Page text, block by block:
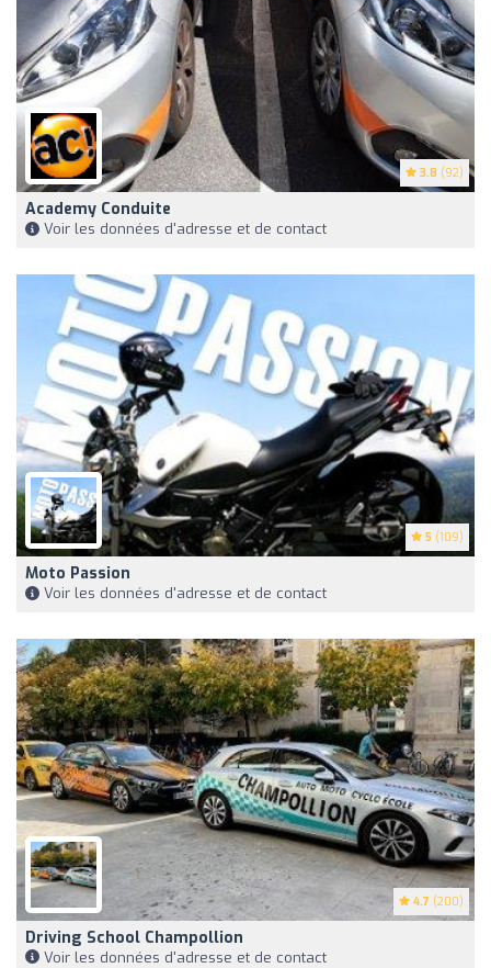
3.8 (92)
Academy Conduite
Voir les données d'adresse et de contact
5 (109)
Moto Passion
Voir les données d'adresse et de contact
4.7 (200)
Driving School Champollion
Voir les données d'adresse et de contact